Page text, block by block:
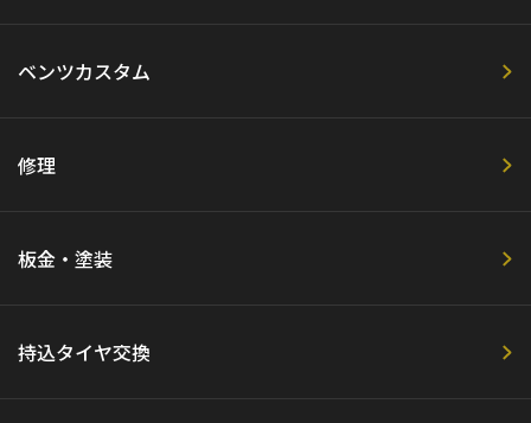
ベンツカスタム
修理
板金・塗装
持込タイヤ交換